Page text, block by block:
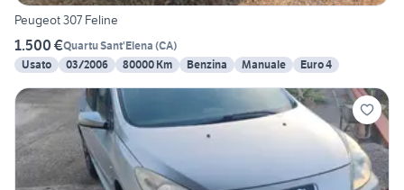
Peugeot 307 Feline
1.500 €Quartu Sant'Elena (CA)
Usato
03/2006 80000 Km Benzina Manuale Euro 4